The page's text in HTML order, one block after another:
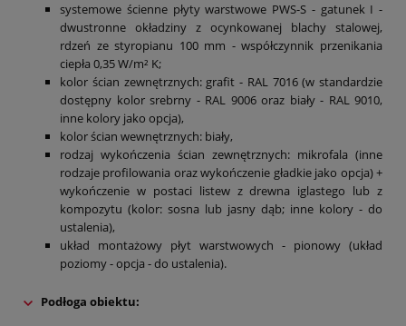
systemowe ścienne płyty warstwowe PWS-S - gatunek I -
dwustronne okładziny z ocynkowanej blachy stalowej,
rdzeń ze styropianu 100 mm - współczynnik przenikania
ciepła 0,35 W/m² K;
kolor ścian zewnętrznych: grafit - RAL 7016 (w standardzie
dostępny kolor srebrny - RAL 9006 oraz biały - RAL 9010,
inne kolory jako opcja),
kolor ścian wewnętrznych: biały,
rodzaj wykończenia ścian zewnętrznych: mikrofala (inne
rodzaje profilowania oraz wykończenie gładkie jako opcja) +
wykończenie w postaci listew z drewna iglastego lub z
kompozytu (kolor: sosna lub jasny dąb; inne kolory - do
ustalenia),
układ montażowy płyt warstwowych - pionowy (układ
poziomy - opcja - do ustalenia).
Podłoga obiektu: